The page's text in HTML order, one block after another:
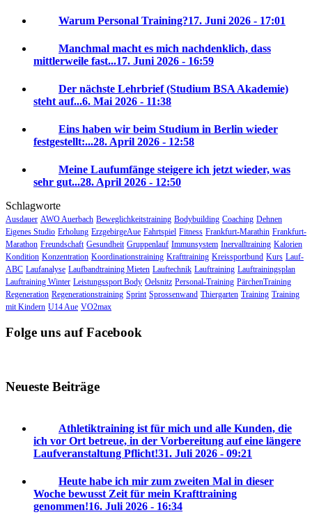
Warum Personal Training?17. Juni 2026 - 17:01
Manchmal macht es mich nachdenklich, dass
mittlerweile fast...17. Juni 2026 - 16:59
Der nächste Lehrbrief (Studium BSA Akademie)
steht auf...6. Mai 2026 - 11:38
Eins haben wir beim Studium in Berlin wieder
festgestellt:...28. April 2026 - 12:58
Meine Laufumfänge steigere ich jetzt wieder, was
sehr gut...28. April 2026 - 12:50
Schlagworte
Ausdauer AWO Auerbach Beweglichkeitstraining Bodybuilding Coaching Dehnen
Eigenes Studio Erholung ErzgebirgeAue Fahrtspiel Fitness Frankfurt-Marathin Frankfurt-
Marathon Freundschaft Gesundheit Gruppenlauf Immunsystem Inervalltraining Kalorien
Kondition Konzentration Koordinationstraining Krafttraining Kreissportbund Kurs Lauf-
ABC Laufanalyse Laufbandtraining Mieten Lauftechnik Lauftraining Lauftrainingsplan
Lauftraining Winter Leistungssport Body Oelsnitz Personal-Training PärchenTraining
Regeneration Regenerationstraining Sprint Sprossenwand Thiergarten Training Training
mit Kindern U14 Aue VO2max
Folge uns auf Facebook
Neueste Beiträge
Athletiktraining ist für mich und alle Kunden, die
ich vor Ort betreue, in der Vorbereitung auf eine längere
Laufveranstaltung Pflicht!31. Juli 2026 - 09:21
Heute habe ich mir zum zweiten Mal in dieser
Woche bewusst Zeit für mein Krafttraining
genommen!16. Juli 2026 - 16:34